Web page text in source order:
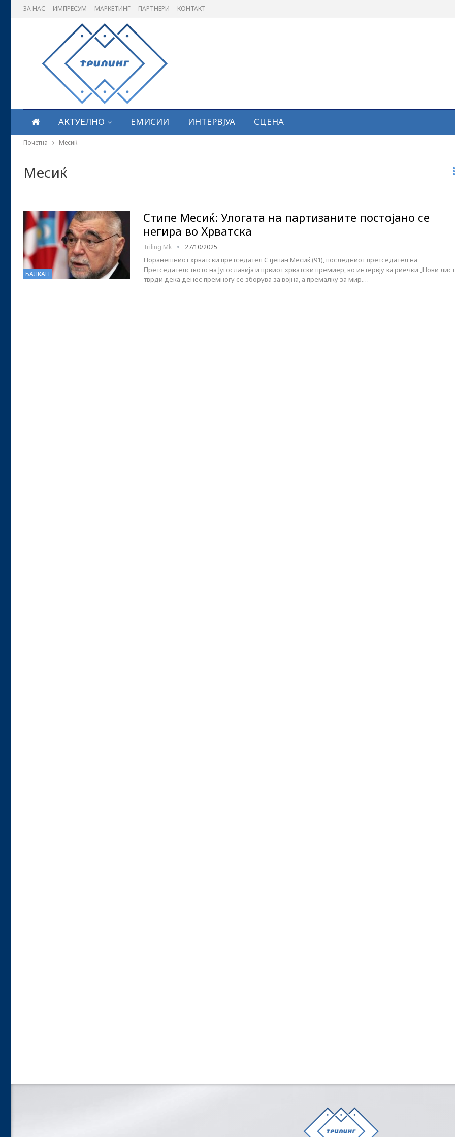
ЗА НАС ИМПРЕСУМ МАРКЕТИНГ ПАРТНЕРИ КОНТАКТ
АКТУЕЛНО ЕМИСИИ ИНТЕРВЈУА СЦЕНА
Почетна Месиќ
Месиќ
БАЛКАН
Стипе Месиќ: Улогата на партизаните постојано се
негира во Хрватска
Triling Mk 27/10/2025
Поранешниот хрватски претседател Стјепан Месиќ (91), последниот претседател на
Претседателството на Југославија и првиот хрватски премиер, во интервју за риечки „Нови
тврди дека денес премногу се зборува за војна, а премалку за мир.…